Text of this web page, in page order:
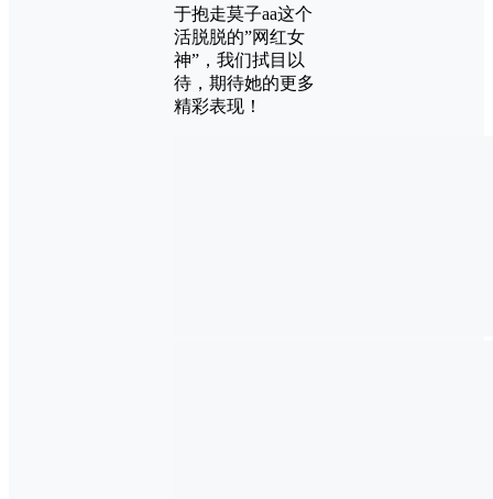
于抱走莫子aa这个
活脱脱的”网红女
神”，我们拭目以
待，期待她的更多
精彩表现！